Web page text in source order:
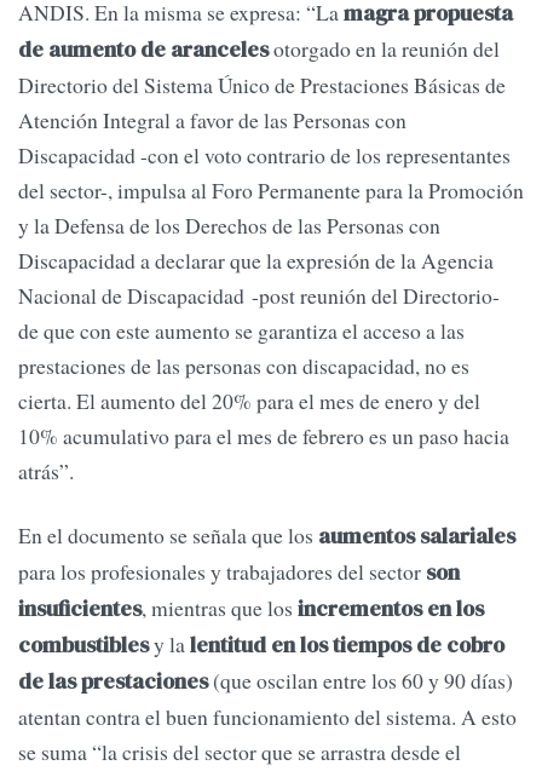
ANDIS. En la misma se expresa: “Lamagra propuesta
de aumento de arancelesotorgado en la reunión del
Directorio del Sistema Único de Prestaciones Básicas de
Atención Integral a favor de las Personas con
Discapacidad -con el voto contrario de los representantes
del sector-, impulsa al Foro Permanente para la Promoción
y la Defensa de los Derechos de las Personas con
Discapacidad a declarar que la expresión de la Agencia
Nacional de Discapacidad -post reunión del Directorio-
de que con este aumento se garantiza el acceso a las
prestaciones de las personas con discapacidad, no es
cierta. El aumento del 20% para el mes de enero y del
10% acumulativo para el mes de febrero es un paso hacia
atrás”.
En el documento se señala que los aumentos salariales
para los profesionales y trabajadores del sector son
insuficientes, mientras que los incrementos en los
combustiblesy lalentitud en los tiempos de cobro
de las prestaciones(que oscilan entre los 60 y 90 días)
atentan contra el buen funcionamiento del sistema. A esto
se suma “la crisis del sector que se arrastra desde el